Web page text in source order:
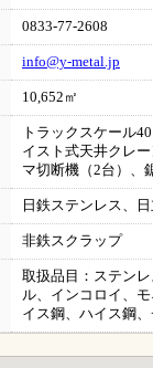
0833-77-2608
info@y-metal.jp
10,652㎡
トラックスケール
イスト式天井クレ
マ切断機（2台）、
日鉄ステンレス、
非鉄スクラップ
取扱品目：ステン
ル、インコロイ、
イス鋼、ハイス鋼